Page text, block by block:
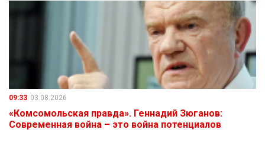
09:33 03.08.2026
«Комсомольская правда». Геннадий Зюганов:
Современная война – это война потенциалов